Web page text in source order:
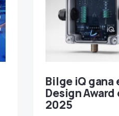
Bilge iQ gana
Design
2025